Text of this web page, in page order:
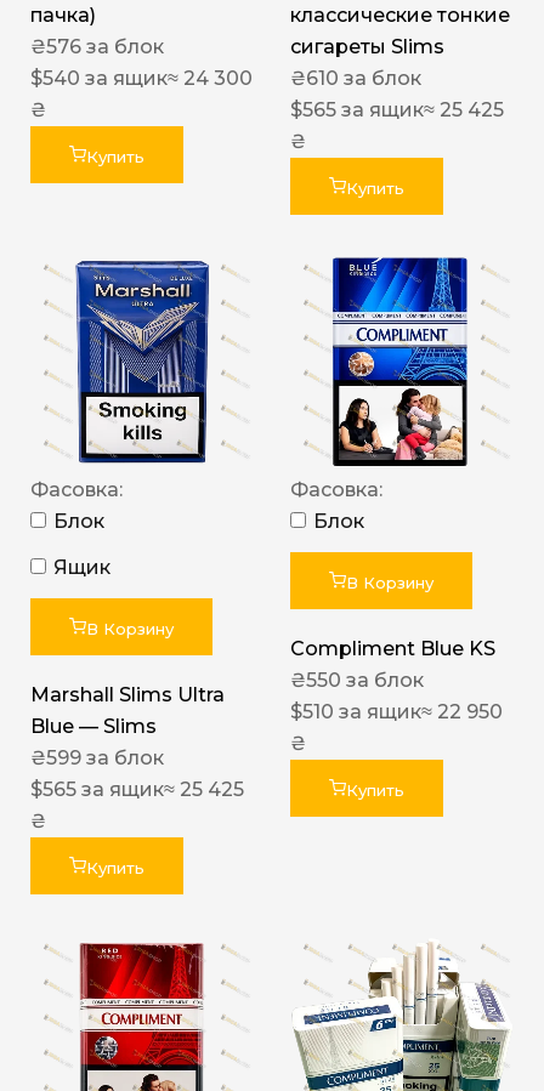
пачка)
₴576 за блок
$540 за ящик≈ 24 300
₴
Купить
классические тонкие
сигареты Slims
₴610 за блок
$565 за ящик≈ 25 425
₴
Купить
Фасовка:
Блок
Ящик
В Корзину
Marshall Slims Ultra
Blue — Slims
₴599 за блок
$565 за ящик≈ 25 425
₴
Купить
Фасовка:
Блок
В Корзину
Compliment Blue KS
₴550 за блок
$510 за ящик≈ 22 950
₴
Купить